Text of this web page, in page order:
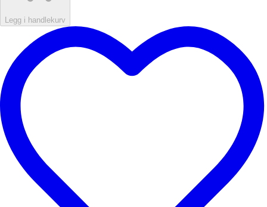
Legg i handlekurv